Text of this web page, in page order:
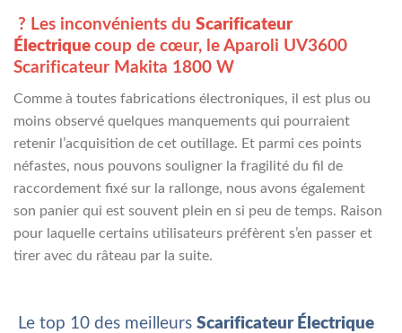
? Les inconvénients du Scarificateur
Électrique coup de cœur, le Aparoli UV3600
Scarificateur Makita 1800 W
Comme à toutes fabrications électroniques, il est plus ou
moins observé quelques manquements qui pourraient
retenir l’acquisition de cet outillage. Et parmi ces points
néfastes, nous pouvons souligner la fragilité du fil de
raccordement fixé sur la rallonge, nous avons également
son panier qui est souvent plein en si peu de temps. Raison
pour laquelle certains utilisateurs préfèrent s’en passer et
tirer avec du râteau par la suite.
Le top 10 des meilleurs Scarificateur Électrique